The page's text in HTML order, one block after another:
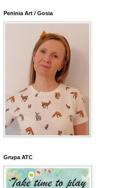
Peninia Art / Gosia
Grupa ATC